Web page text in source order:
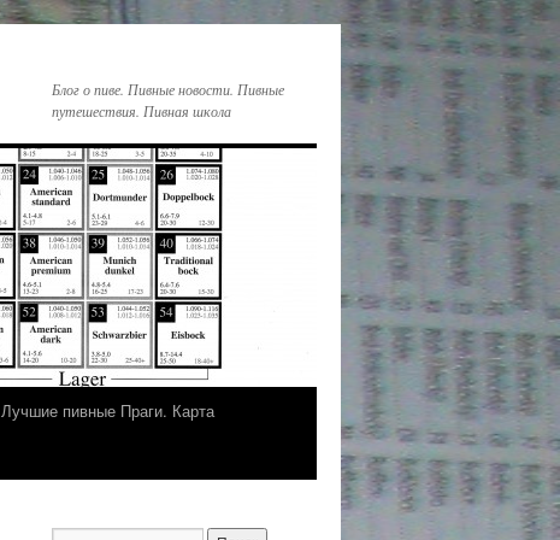
Блог о пиве. Пивные новости. Пивные
путешествия. Пивная школа
Лучшие пивные Праги. Карта